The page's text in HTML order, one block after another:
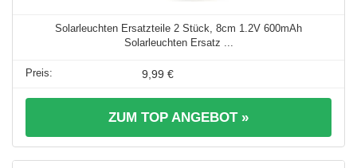
Solarleuchten Ersatzteile 2 Stück, 8cm 1.2V 600mAh
Solarleuchten Ersatz ...
9,99 €
ZUM TOP ANGEBOT »